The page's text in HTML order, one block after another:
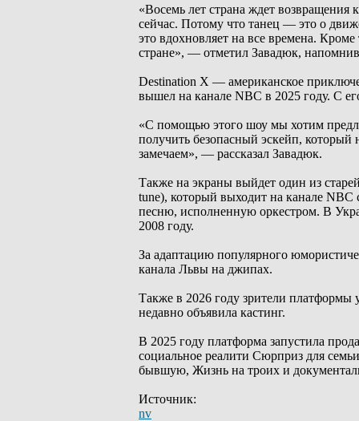
«Восемь лет страна ждет
сейчас. Потому что танец — это о
это вдохновляет на все времена.
стране», — отметил Завадюк,
Destination X — американское
вышел на канале NBC в 2025 году. С
«С помощью этого шоу мы хотим
получить безопасный эскейп, который
замечаем», — рассказал Завадюк.
Также на экраны выйдет один из
tune), который выходит на канале NBC
песню, исполненную оркестром. В
2008 году.
За адаптацию популярного
канала Львы на джипах.
Также в 2026 году зрители платформы
недавно объявила кастинг.
В 2025 году платформа запустила
социальное реалити Сюрприз для
бывшую, Жизнь на троих и
Источник:
nv